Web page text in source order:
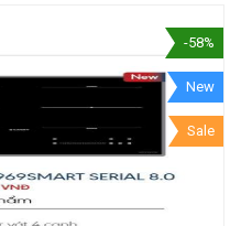
-58%
New
Sale